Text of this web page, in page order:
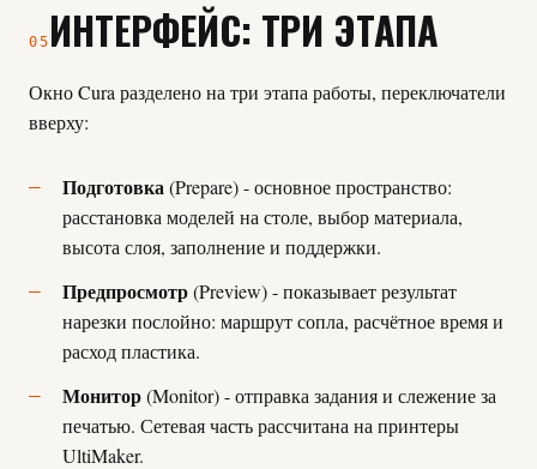
05 ИНТЕРФЕЙС: ТРИ ЭТАПА
Окно Cura разделено на три этапа работы, переключатели
вверху:
Подготовка(Prepare) - основное пространство:
расстановка моделей на столе, выбор материала,
высота слоя, заполнение и поддержки.
Предпросмотр(Preview) - показывает результат
нарезки послойно: маршрут сопла, расчётное время и
расход пластика.
Монитор(Monitor) - отправка задания и слежение за
печатью. Сетевая часть рассчитана на принтеры
UltiMaker.